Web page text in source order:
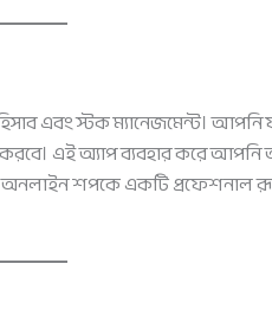
এবং স্টক ম্যানেজমেন্ট।
এই অ্যাপ ব্যবহার করে
শপকে একটি প্রফেশনাল রূপ